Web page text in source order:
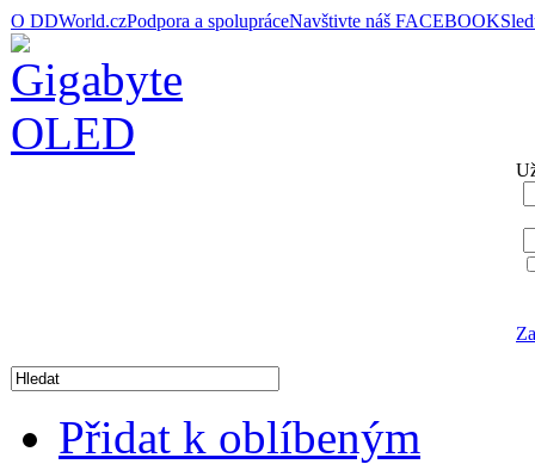
O DDWorld.czPodpora a spolupráceNavštivte náš FACEBOOK
Přidat k oblíbeným